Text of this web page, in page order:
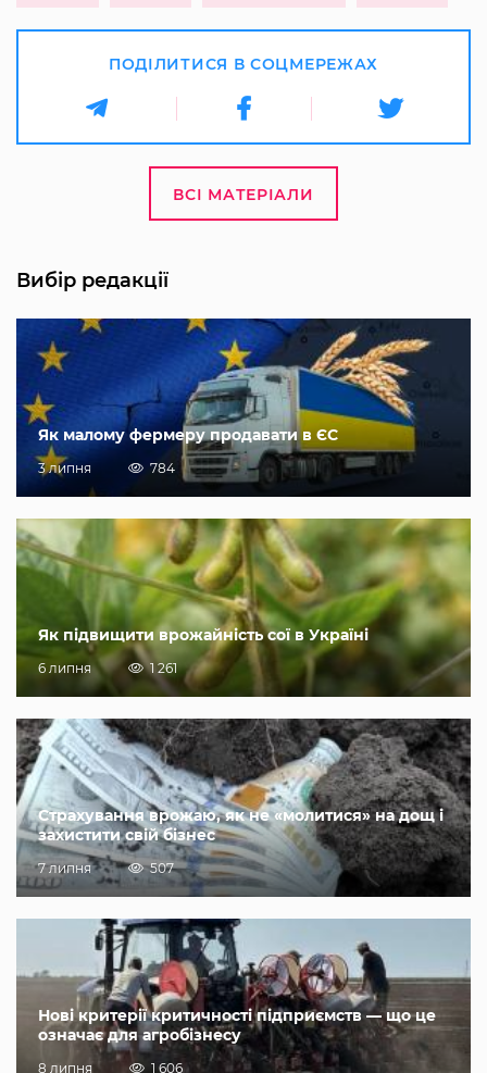
ПОДІЛИТИСЯ В СОЦМЕРЕЖАХ
ВСІ МАТЕРІАЛИ
Вибір редакції
Як малому фермеру продавати в ЄС
3 липня 784
Як підвищити врожайність сої в Україні
6 липня 1 261
Страхування врожаю, як не «молитися» на дощ і
захистити свій бізнес
7 липня 507
Нові критерії критичності підприємств — що це
означає для агробізнесу
8 липня 1 606